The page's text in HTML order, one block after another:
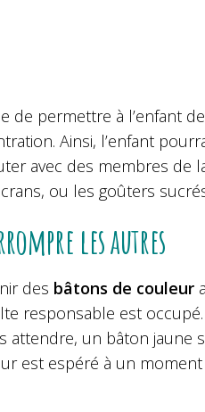
de permettre à l’enfant
Ainsi, l’enfant
avec des membres de
ou les goûters
les autres
des bâtons de couleur
responsable est
attendre, un bâton jaune
est espéré à un